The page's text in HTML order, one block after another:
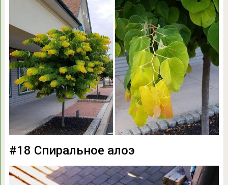
#18 Спиральное алоэ